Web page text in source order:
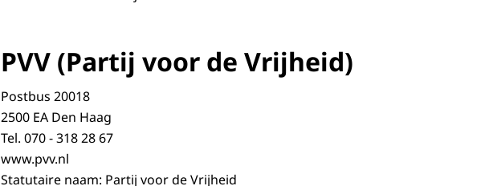
PVV (Partij voor de Vrijheid)
Postbus 20018
2500 EA Den Haag
Tel. 070 - 318 28 67
www.pvv.nl
Statutaire naam: Partij voor de Vrijheid